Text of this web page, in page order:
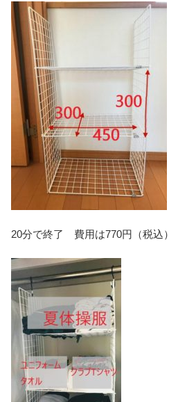
20分で終了 費用は770円（税込）